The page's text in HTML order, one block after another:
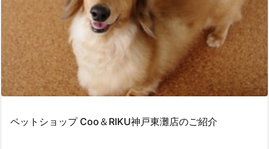
ペットショップ Coo＆RIKU神戸東灘店のご紹介